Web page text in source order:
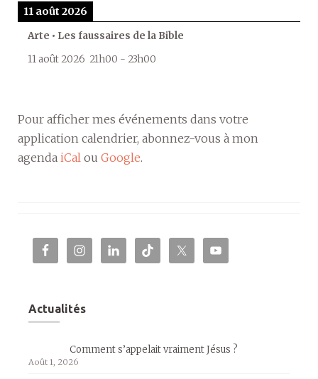
11 août 2026
Arte • Les faussaires de la Bible
11 août 2026 21h00 - 23h00
Pour afficher mes événements dans votre
application calendrier, abonnez-vous à mon
agenda iCal ou Google.
Actualités
Comment s’appelait vraiment Jésus ?
Août 1, 2026